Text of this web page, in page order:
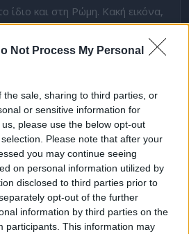
Not Process My Personal
the sale, sharing to third parties, or
or sensitive information for
please use the below opt-out
Please note that after your
you may continue seeing
on personal information utilized by
disclosed to third parties prior to
opt-out of the further
information by third parties on the
participants. This information may
ίδιο και στη Ρώμη. Κακή εικόνα,
αργές συνθήκες δεν τον
να επικρατήσει.
Στέφανος Τσιτσιπάς –
του Στέφανου
Περικάρντ. Ο Έλληνας
στο τουρνουά της Γενεύης με
μακριά αφού δεν ήταν άσχημος
να κάνει μια